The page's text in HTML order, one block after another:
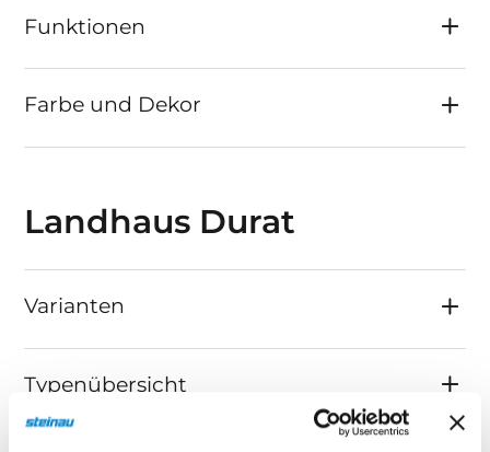
Funktionen
Farbe und Dekor
Landhaus Durat
Varianten
Typenübersicht